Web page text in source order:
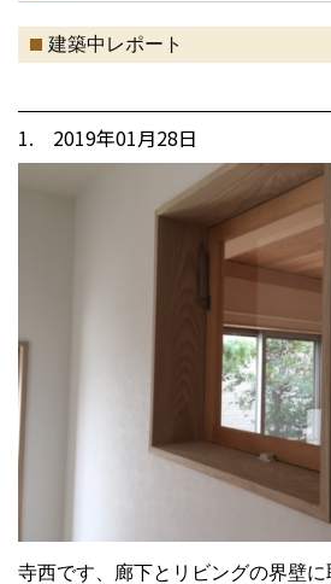
建築中レポート
1. 2019年01月28日
寺西です、廊下とリビングの界壁